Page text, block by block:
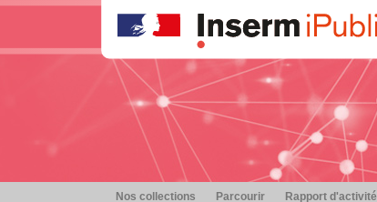
Nos collections Parcourir Rapport d'activité